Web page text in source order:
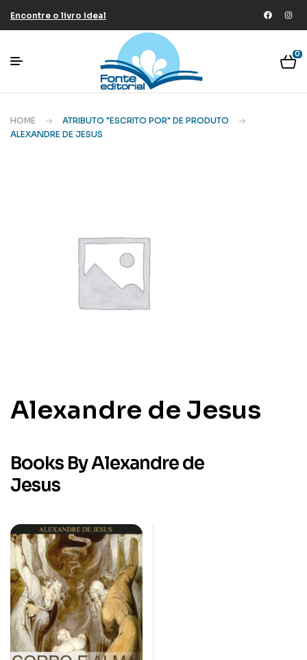
Encontre o livro ideal
0
HOME
ATRIBUTO "ESCRITO POR" DE PRODUTO
ALEXANDRE DE JESUS
Alexandre de Jesus
Books By Alexandre de
Jesus